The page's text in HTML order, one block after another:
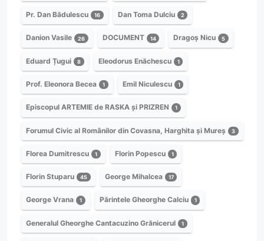
Pr. Dan Bădulescu 16 Dan Toma Dulciu 2
Danion Vasile 26 DOCUMENT 14 Dragoș Nicu 5
Eduard Țugui 8 Eleodorus Enăchescu 1
Prof. Eleonora Becea 1 Emil Niculescu 1
Episcopul ARTEMIE de RASKA și PRIZREN 1
Forumul Civic al Românilor din Covasna, Harghita și Mureș 3
Florea Dumitrescu 1 Florin Popescu 1
Florin Stuparu 45 George Mihalcea 17
George Vrana 1 Părintele Gheorghe Calciu 1
Generalul Gheorghe Cantacuzino Grănicerul 1